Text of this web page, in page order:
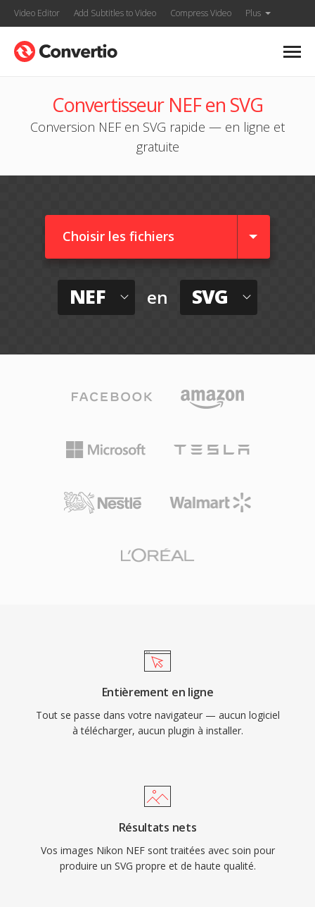
Video Editor Add Subtitles to Video Compress Video Plus
Convertisseur NEF en SVG
Conversion NEF en SVG rapide — en ligne et
gratuite
Choisir les fichiers
NEF en SVG
Entièrement en ligne
Tout se passe dans votre navigateur — aucun logiciel
à télécharger, aucun plugin à installer.
Résultats nets
Vos images Nikon NEF sont traitées avec soin pour
produire un SVG propre et de haute qualité.